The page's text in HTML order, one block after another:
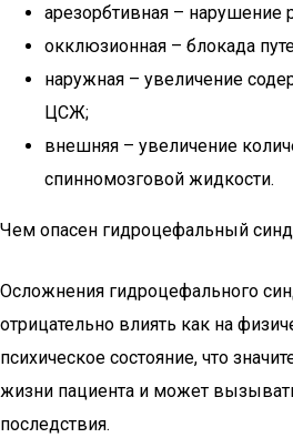
арезорбтивная –
окклюзионная – блокада
наружная – увеличение
ЦСЖ;
внешняя – увеличение
спинномозговой жидкости.
Чем опасен гидроцефальный
Осложнения гидроцефального
отрицательно влиять как на
психическое состояние, что
жизни пациента и может
последствия.